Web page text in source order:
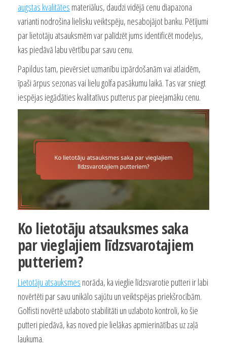
augstas kvalitātes materiālus, daudzi vidējā cenu diapazona
varianti nodrošina lielisku veiktspēju, nesabojājot banku. Pētījumi
par lietotāju atsauksmēm var palīdzēt jums identificēt modeļus,
kas piedāvā labu vērtību par savu cenu.
Papildus tam, pievērsiet uzmanību izpārdošanām vai atlaidēm,
īpaši ārpus sezonas vai lielu golfa pasākumu laikā. Tas var sniegt
iespējas iegādāties kvalitatīvus putterus par pieejamāku cenu.
Ko lietotāju atsauksmes saka
par vieglajiem līdzsvarotajiem
putteriem?
Lietotāju atsauksmes norāda, ka vieglie līdzsvarotie putteri ir labi
novērtēti par savu unikālo sajūtu un veiktspējas priekšrocībām.
Golfisti novērtē uzlaboto stabilitāti un uzlaboto kontroli, ko šie
putteri piedāvā, kas noved pie lielākas apmierinātības uz zaļā
laukuma.